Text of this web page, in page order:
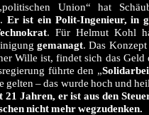
Union“ hat
Er ist ein Polit-Ingenieur, in
. Für Helmut Kohl
gemanagt. Das Konzept
Wille ist, findet sich das Geld
führte den „
gelten – das wurde hoch und
21 Jahren, er ist aus den
nicht mehr wegzudenken.